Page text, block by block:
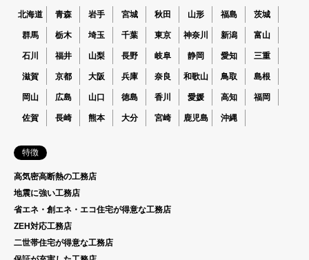
北海道 青森 岩手 宮城 秋田 山形 福島 茨城
群馬 栃木 埼玉 千葉 東京 神奈川 新潟 富山
石川 福井 山梨 長野 岐阜 静岡 愛知 三重
滋賀 京都 大阪 兵庫 奈良 和歌山 鳥取 島根
岡山 広島 山口 徳島 香川 愛媛 高知 福岡
佐賀 長崎 熊本 大分 宮崎 鹿児島 沖縄
特徴
高気密高断熱の工務店
地震に強い工務店
省エネ・創エネ・エコ住宅が得意な工務店
ZEH対応工務店
二世帯住宅が得意な工務店